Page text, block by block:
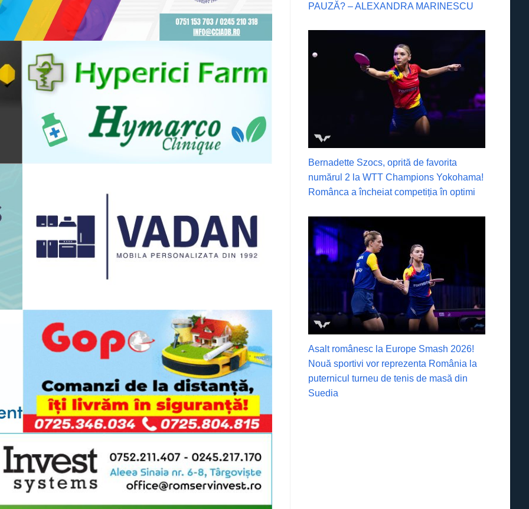
PAUZĂ? – ALEXANDRA MARINESCU
Bernadette Szocs, oprită de favorita
numărul 2 la WTT Champions Yokohama!
Românca a încheiat competiția în optimi
Asalt românesc la Europe Smash 2026!
Nouă sportivi vor reprezenta România la
puternicul turneu de tenis de masă din
Suedia